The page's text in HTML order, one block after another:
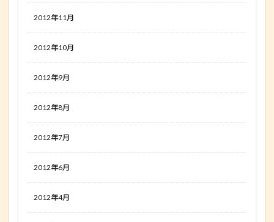
2012年11月
2012年10月
2012年9月
2012年8月
2012年7月
2012年6月
2012年4月